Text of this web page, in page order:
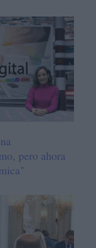
pero ahora